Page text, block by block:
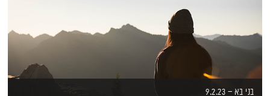
בני בא – 9.2.23